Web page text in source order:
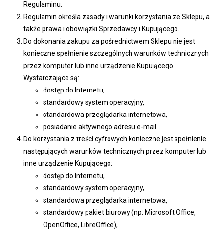
Regulaminu.
Regulamin określa zasady i warunki korzystania ze Sklepu, a
także prawa i obowiązki Sprzedawcy i Kupującego.
Do dokonania zakupu za pośrednictwem Sklepu nie jest
konieczne spełnienie szczególnych warunków technicznych
przez komputer lub inne urządzenie Kupującego.
Wystarczające są:
dostęp do Internetu,
standardowy system operacyjny,
standardowa przeglądarka internetowa,
posiadanie aktywnego adresu e-mail.
Do korzystania z treści cyfrowych konieczne jest spełnienie
następujących warunków technicznych przez komputer lub
inne urządzenie Kupującego:
dostęp do Internetu,
standardowy system operacyjny,
standardowa przeglądarka internetowa,
standardowy pakiet biurowy (np. Microsoft Office,
OpenOffice, LibreOffice),